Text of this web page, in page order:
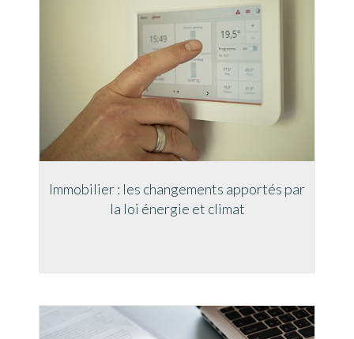
Immobilier : les changements apportés par
la loi énergie et climat